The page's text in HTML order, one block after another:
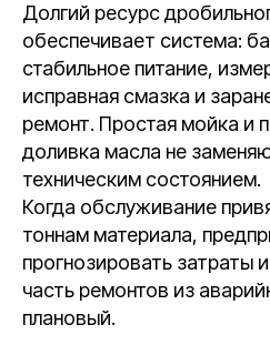
Долгий ресурс
обеспечивает система:
стабильное питание,
исправная смазка и
ремонт. Простая мойка и
доливка масла не
техническим состоянием.
Когда обслуживание
тоннам материала,
прогнозировать затраты
часть ремонтов из
плановый.